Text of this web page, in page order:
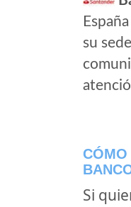
su
Si